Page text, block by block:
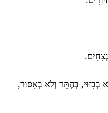
בְבִזּוּי, בְּהֶתֵּר וְלֹא בְאִסּוּר,